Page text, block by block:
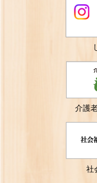
ソーラーパネルの設
あなたと私の人生
有給休暇取得率向
眠りスキャンの導入
採用担当者インタビ
教えて！先輩
採用サポート体制
介護
社